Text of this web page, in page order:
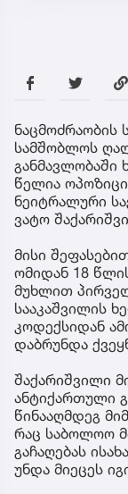
ნაცმოძრაობის
სამშობლოს
წელია
ნეიტრალური
ვატო
მისი
ომიდან 18
მუხლით
სააკაშვილის
კოდექსიდან
დაბრუნდა
შაქარიშვილი
ანტიქართული
წინააღმდეგ
რაც საბოლოო
გაჩაღებას
უნდა მიეცეს